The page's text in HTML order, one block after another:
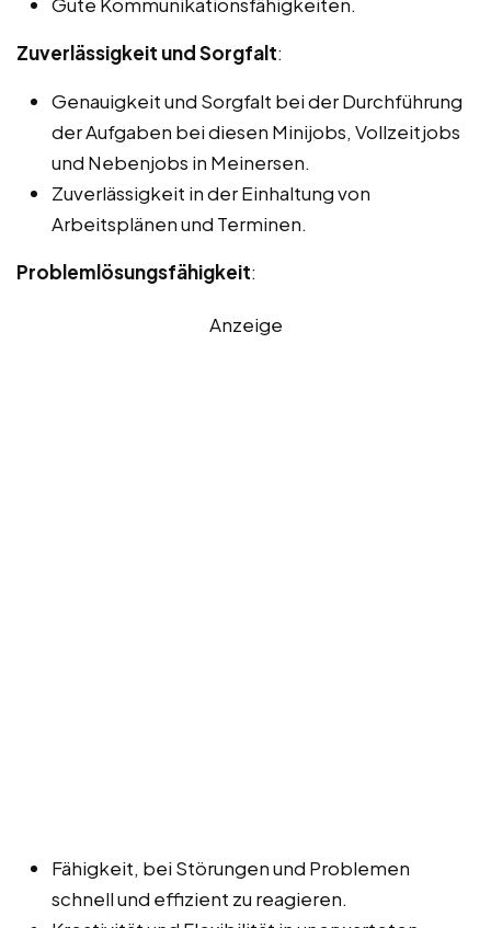
Zuverlässigkeit und Sorgfalt:
Genauigkeit und Sorgfalt bei der Durchführung
der Aufgaben bei diesen Minijobs, Vollzeitjobs
und Nebenjobs in Meinersen.
Zuverlässigkeit in der Einhaltung von
Arbeitsplänen und Terminen.
Problemlösungsfähigkeit:
Anzeige
Fähigkeit, bei Störungen und Problemen
schnell und effizient zu reagieren.